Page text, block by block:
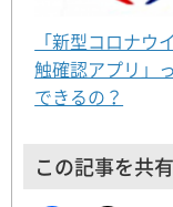
「新型コロナウ
触確認アプリ」
できるの？
この記事を共